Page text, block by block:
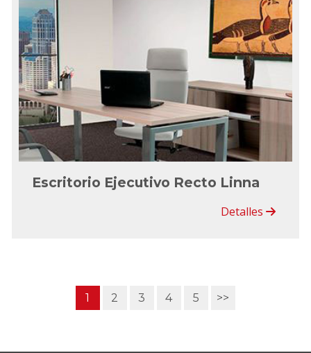
Escritorio Ejecutivo Recto Linna
Detalles
1 2 3 4 5 >>